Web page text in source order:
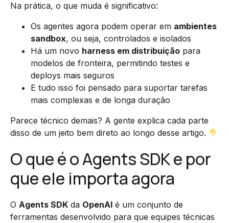
Na prática, o que muda é significativo:
Os agentes agora podem operar em ambientes
sandbox, ou seja, controlados e isolados
Há um novo harness em distribuição para
modelos de fronteira, permitindo testes e
deploys mais seguros
E tudo isso foi pensado para suportar tarefas
mais complexas e de longa duração
Parece técnico demais? A gente explica cada parte
disso de um jeito bem direto ao longo desse artigo.
O que é o Agents SDK e por
que ele importa agora
O Agents SDK da OpenAI é um conjunto de
ferramentas desenvolvido para que equipes técnicas